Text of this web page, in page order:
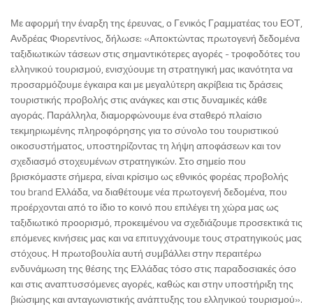
Με αφορμή την έναρξη της έρευνας, ο Γενικός Γραμματέας του ΕΟΤ,
Ανδρέας Φιορεντίνος, δήλωσε: «Αποκτώντας πρωτογενή δεδομένα
ταξιδιωτικών τάσεων στις σημαντικότερες αγορές - τροφοδότες του
ελληνικού τουρισμού, ενισχύουμε τη στρατηγική μας ικανότητα να
προσαρμόζουμε έγκαιρα και με μεγαλύτερη ακρίβεια τις δράσεις
τουριστικής προβολής στις ανάγκες και στις δυναμικές κάθε
αγοράς. Παράλληλα, διαμορφώνουμε ένα σταθερό πλαίσιο
τεκμηριωμένης πληροφόρησης για το σύνολο του τουριστικού
οικοσυστήματος, υποστηρίζοντας τη λήψη αποφάσεων και τον
σχεδιασμό στοχευμένων στρατηγικών. Στο σημείο που
βρισκόμαστε σήμερα, είναι κρίσιμο ως εθνικός φορέας προβολής
του brand Ελλάδα, να διαθέτουμε νέα πρωτογενή δεδομένα, που
προέρχονται από το ίδιο το κοινό που επιλέγει τη χώρα μας ως
ταξιδιωτικό προορισμό, προκειμένου να σχεδιάζουμε προσεκτικά τις
επόμενες κινήσεις μας και να επιτυγχάνουμε τους στρατηγικούς μας
στόχους. Η πρωτοβουλία αυτή συμβάλλει στην περαιτέρω
ενδυνάμωση της θέσης της Ελλάδας τόσο στις παραδοσιακές όσο
και στις αναπτυσσόμενες αγορές, καθώς και στην υποστήριξη της
βιώσιμης και ανταγωνιστικής ανάπτυξης του ελληνικού τουρισμού».